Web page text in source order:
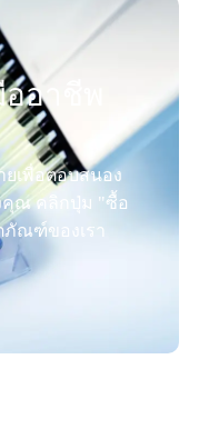
อาชีพ
เพื่อตอบสนอง
คุณ คลิกปุ่ม "ซื้อ
ภัณฑ์ของเรา